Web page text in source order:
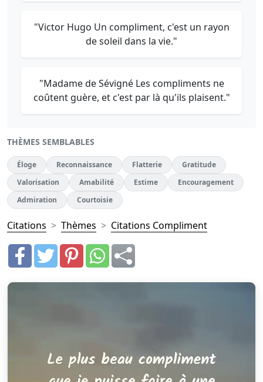
"Victor Hugo Un compliment, c'est un rayon
de soleil dans la vie."
"Madame de Sévigné Les compliments ne
coûtent guère, et c'est par là qu'ils plaisent."
THÈMES SEMBLABLES
Éloge Reconnaissance Flatterie
Gratitude
Valorisation
Amabilité Estime
Encouragement
Admiration
Courtoisie
Citations Thèmes Citations Compliment